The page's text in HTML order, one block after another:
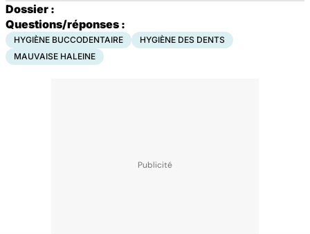
Dossier :
Questions/réponses :
HYGIÈNE BUCCODENTAIRE
HYGIÈNE DES DENTS
MAUVAISE HALEINE